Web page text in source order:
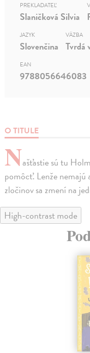
O TITULE
Našťastie sú tu
pomôcť. Lenže
zločinov sa zmení na
PREKLADATEĽ
Slaničková Silvia
JAZYK
Slovenčina
VÄZBA
Tvrdá
EAN
9788056646083
High-contrast mode